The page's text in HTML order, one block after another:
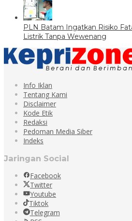
PLN Batam Ingatkan Risiko
Listrik Tanpa Wewenang
Info Iklan
Tentang Kami
Disclaimer
Kode Etik
Redaksi
Pedoman Media Siber
Indeks
Jaringan Social
Facebook
Twitter
Youtube
Tiktok
Telegram